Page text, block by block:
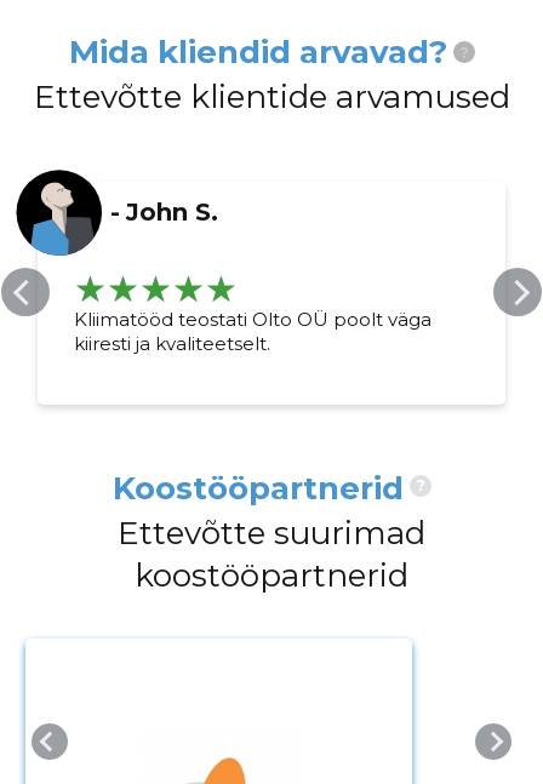
Mida kliendid arvavad? ?
Ettevõtte klientide arvamused
- John S.
Kliimatööd teostati Olto OÜ poolt väga
kiiresti ja kvaliteetselt.
Koostööpartnerid ?
Ettevõtte suurimad
koostööpartnerid
Muuda pildi
kirjeldust
MUUDA